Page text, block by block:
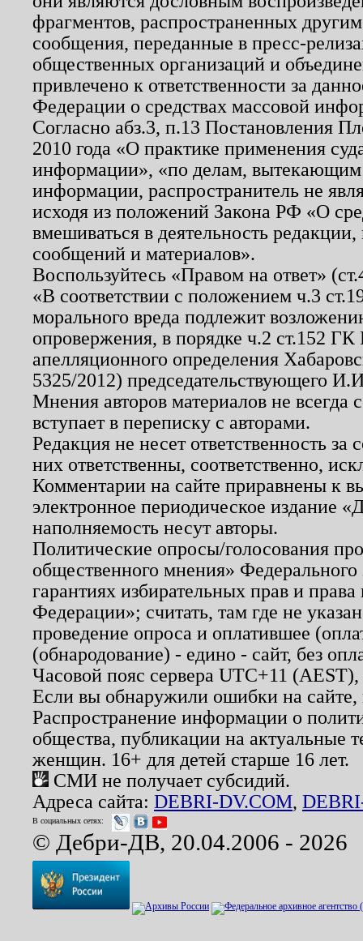
фрагментов, распространенных
сообщения, переданные в пресс-
общественных организаций и
привлечено к ответственности за
Федерации о средствах массовой
Согласно абз.3, п.13 Постановления
2010 года «О практике применения
информации», «по делам, вытекающим
информации, распространитель не
исходя из положений Закона РФ «О
вмешиваться в деятельность
сообщений и материалов».
Воспользуйтесь «Правом на ответ»
«В соответствии с положением ч.3
морального вреда подлежит
опровержения, в порядке ч.2 ст.152
апелляционного определения
5325/2012) председательствующего
Мнения авторов материалов не
вступает в переписку с авторами.
Редакция не несет ответственность
них ответственны, соответственно,
Комментарии на сайте приравнены к
электронное периодическое издание
наполняемость несут авторы.
Политические опросы/голосования
общественного мнения»
гарантиях избирательных прав и
Федерации»; считать, там где не
проведение опроса и оплатившее
(обнародование) - едино - сайт, без
Часовой пояс сервера UTC+11
Если вы обнаружили ошибки на
Распространение информации о
общества, публикации на актуальные
женщин. 16+ для детей старше 16 лет.
СМИ не получает субсидий.
Адреса сайта: DEBRI-DV.COM,
В социальных сетях:
© Дебри-ДВ, 20.04.2006 - 2026